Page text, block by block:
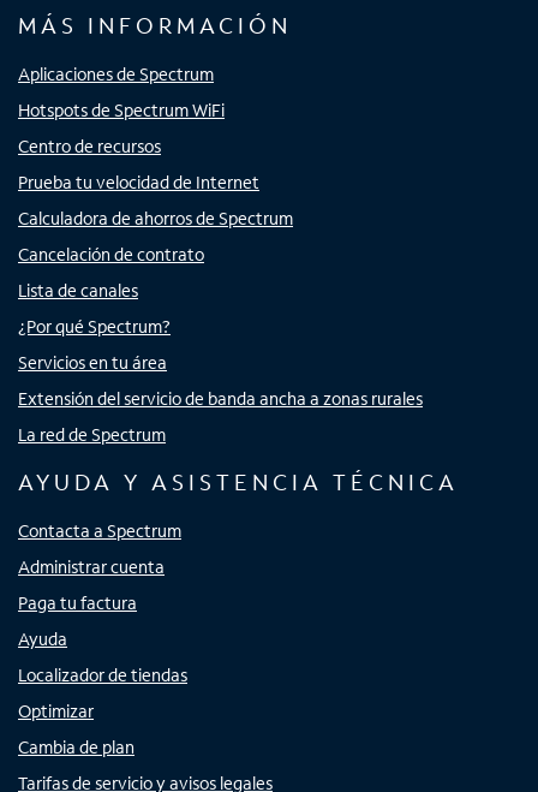
MÁS INFORMACIÓN
Aplicaciones de Spectrum
Hotspots de Spectrum WiFi
Centro de recursos
Prueba tu velocidad de Internet
Calculadora de ahorros de Spectrum
Cancelación de contrato
Lista de canales
¿Por qué Spectrum?
Servicios en tu área
Extensión del servicio de banda ancha a zonas rurales
La red de Spectrum
AYUDA Y ASISTENCIA TÉCNICA
Contacta a Spectrum
Administrar cuenta
Paga tu factura
Ayuda
Localizador de tiendas
Optimizar
Cambia de plan
Tarifas de servicio y avisos legales